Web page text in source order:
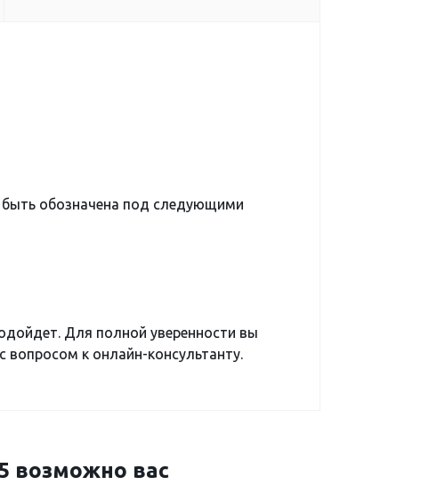
обозначена под следующими
Для полной уверенности вы
к онлайн-консультанту.
возможно вас